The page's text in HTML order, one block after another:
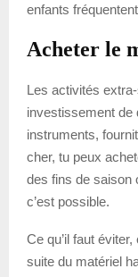
enfants
Acheter le
Les activités
investissement de
instruments,
cher, tu peux
des fins de saison
c’est possible.
Ce qu’il faut
suite du matériel